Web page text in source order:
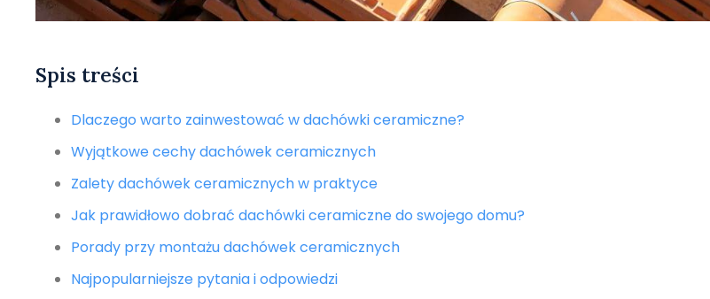
Spis treści
Dlaczego warto zainwestować w dachówki ceramiczne?
Wyjątkowe cechy dachówek ceramicznych
Zalety dachówek ceramicznych w praktyce
Jak prawidłowo dobrać dachówki ceramiczne do swojego domu?
Porady przy montażu dachówek ceramicznych
Najpopularniejsze pytania i odpowiedzi